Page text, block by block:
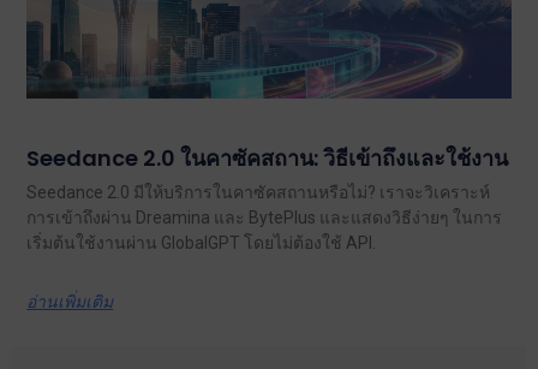
Seedance 2.0 ในคาซัคสถาน: วิธีเข้าถึงและใช้งาน
Seedance 2.0 มีให้บริการในคาซัคสถานหรือไม่? เราจะวิเคราะห์
การเข้าถึงผ่าน Dreamina และ BytePlus และแสดงวิธีง่ายๆ ในการ
เริ่มต้นใช้งานผ่าน GlobalGPT โดยไม่ต้องใช้ API.
อ่านเพิ่มเติม